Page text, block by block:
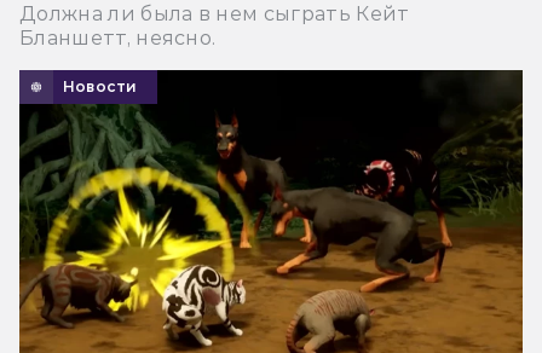
Должна ли была в нем сыграть Кейт
Бланшетт, неясно.
Новости